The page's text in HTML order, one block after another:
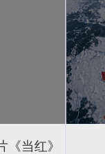
护百姓安康
当红》